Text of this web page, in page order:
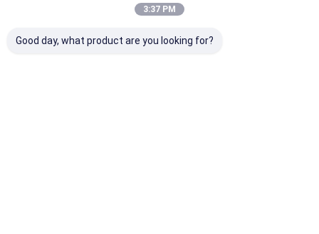
3:37 PM
Good day, what product are you looking for?